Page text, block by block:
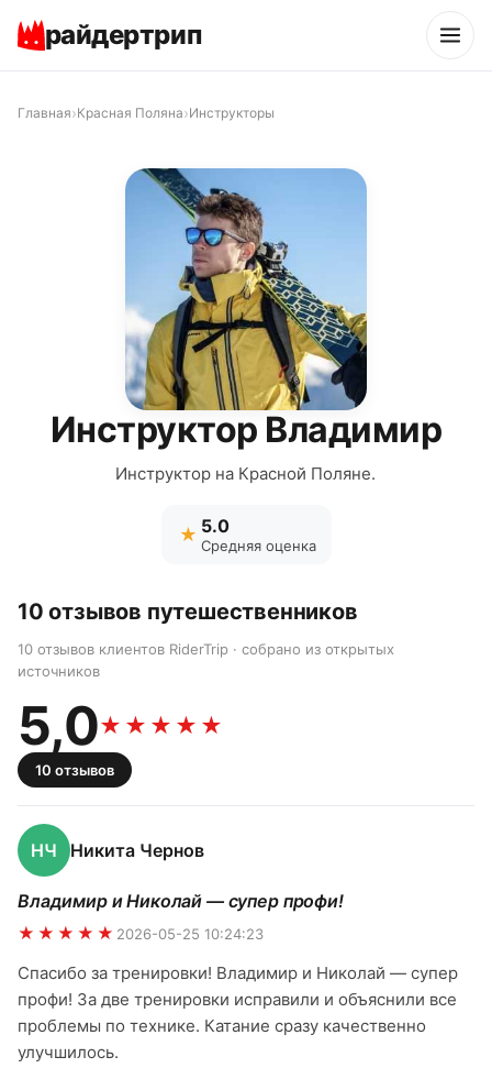
райдертрип
Главная›Красная Поляна›Инструкторы
Инструктор Владимир
Инструктор на Красной Поляне.
★ 5.0
Средняя оценка
10 отзывов путешественников
10 отзывов клиентов RiderTrip · собрано из открытых
источников
5,0★★★★★
10 отзывов
НЧ Никита Чернов
Владимир и Николай — супер профи!
★★★★★ 2026-05-25 10:24:23
Спасибо за тренировки! Владимир и Николай — супер
профи! За две тренировки исправили и объяснили все
проблемы по технике. Катание сразу качественно
улучшилось.